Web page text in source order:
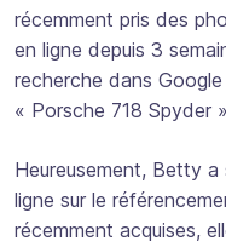
récemment pris des
en ligne depuis 3
recherche dans
« Porsche 718 Spyder
Heureusement, Betty
ligne sur le
récemment acquises,